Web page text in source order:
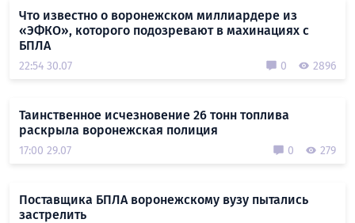
Что известно о воронежском миллиардере из
«ЭФКО», которого подозревают в махинациях с
БПЛА
22:54 30.07 0 2896
Таинственное исчезновение 26 тонн топлива
раскрыла воронежская полиция
17:00 29.07 0 279
Поставщика БПЛА воронежскому вузу пытались
застрелить